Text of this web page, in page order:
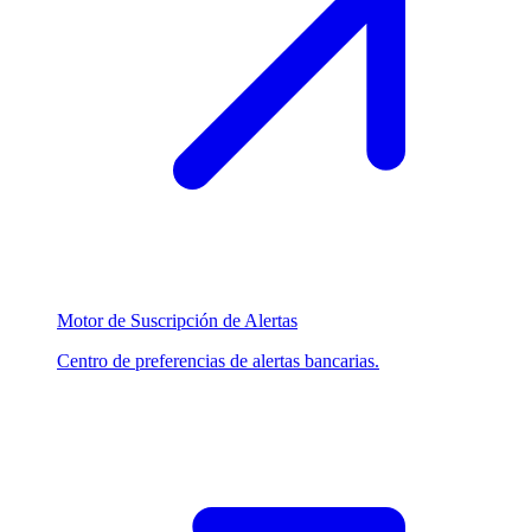
Motor de Suscripción de Alertas
Centro de preferencias de alertas bancarias.